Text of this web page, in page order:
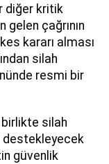
diğer kritik
gelen çağrının
kararı alması
silah
resmi bir
birlikte silah
destekleyecek
güvenlik